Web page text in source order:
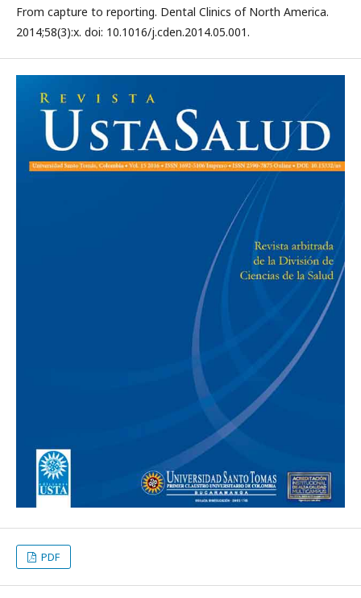
From capture to reporting. Dental Clinics of North America.
2014;58(3):x. doi: 10.1016/j.cden.2014.05.001.
PDF